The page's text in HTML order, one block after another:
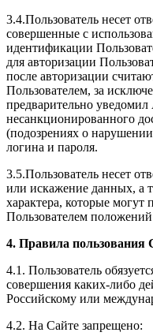
3.4.Пользователь несет
совершенные с
идентификации
для авторизации
после авторизации
Пользователем, за
предварительно
несанкционированного
(подозрениях о
логина и пароля.
3.5.Пользователь несет
или искажение данных, а
характера, которые могут
Пользователем
4. Правила пользования
4.1. Пользователь
совершения каких-либо
Российскому или
4.2. На Сайте запрещено: